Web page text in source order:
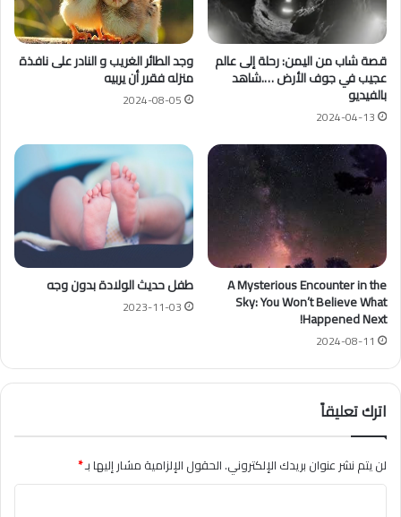
قصة شاب من اليمن: رحلة إلى عالم
عجيب في جوف الأرض ….شاهد
بالفيديو
2024-04-13
وجد الطائر الغريب و النادر على نافذة
منزله فقرر أن يربيه
2024-08-05
A Mysterious Encounter in the
Sky: You Won’t Believe What
Happened Next!
2024-08-11
طفل حديث الولادة بدون وجه
2023-11-03
اترك تعليقاً
لن يتم نشر عنوان بريدك الإلكتروني.الحقول الإلزامية مشار إليها بـ*